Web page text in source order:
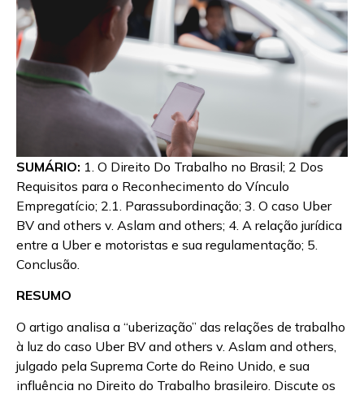
SUMÁRIO: 1. O Direito Do Trabalho no Brasil; 2 Dos
Requisitos para o Reconhecimento do Vínculo
Empregatício; 2.1. Parassubordinação; 3. O caso Uber
BV and others v. Aslam and others; 4. A relação jurídica
entre a Uber e motoristas e sua regulamentação; 5.
Conclusão.
RESUMO
O artigo analisa a “uberização” das relações de trabalho
à luz do caso Uber BV and others v. Aslam and others,
julgado pela Suprema Corte do Reino Unido, e sua
influência no Direito do Trabalho brasileiro. Discute os